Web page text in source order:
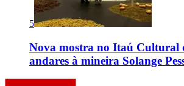
5
Nova mostra no Itaú Cultural
andares à mineira Solange